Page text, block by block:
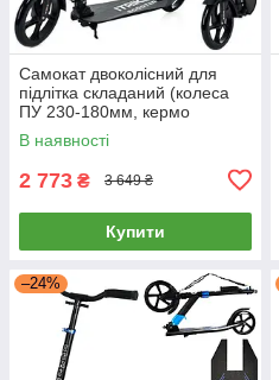
Самокат двоколісний для
підлітка складаний (колеса
ПУ 230-180мм, кермо
81/95см) iTrike SR 2-035-2
Чорний
В наявності
2 773 ₴ 3 649 ₴
Купити
–24%